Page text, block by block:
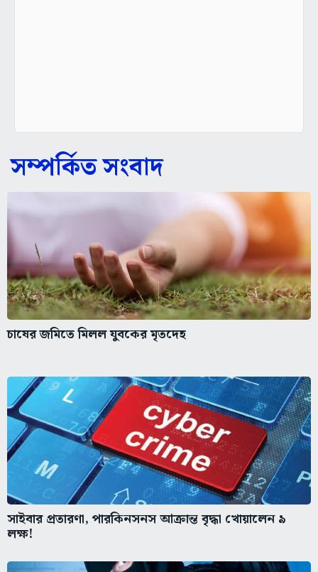
সম্পর্কিত সংবাদ
চাষের জমিতে মিলল যুবকের মৃতদেহ
সাইবার প্রতারণা, পারকিনসনস আক্রান্ত বৃদ্ধা খোয়ালেন ৯
লক্ষ!